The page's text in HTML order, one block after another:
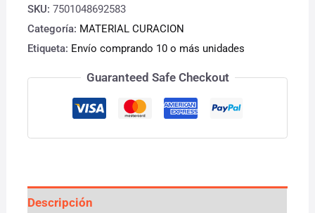
SKU:7501048692583
Categoría: MATERIAL CURACION
Etiqueta: Envío comprando 10 o más unidades
Guaranteed Safe Checkout
Descripción